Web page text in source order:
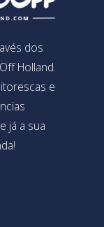
dos
Holland.
e
já a sua